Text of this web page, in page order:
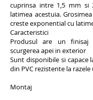
cuprinsa intre 1,5 mm si
latimea acestuia.
creste exponential cu
Caracteristici
Produsul are un finisaj
scurgerea apei in exterior
Sunt disponibile si capace
din PVC rezistente la
Montaj